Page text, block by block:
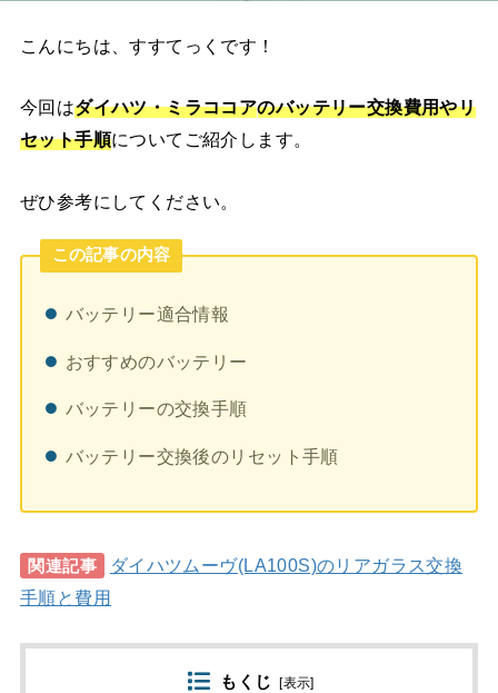
こんにちは、すすてっくです！
今回はダイハツ・ミラココアのバッテリー交換費用やリ
セット手順についてご紹介します。
ぜひ参考にしてください。
この記事の内容
バッテリー適合情報
おすすめのバッテリー
バッテリーの交換手順
バッテリー交換後のリセット手順
関連記事
ダイハツムーヴ(LA100S)のリアガラス交換
手順と費用
もくじ [表示]